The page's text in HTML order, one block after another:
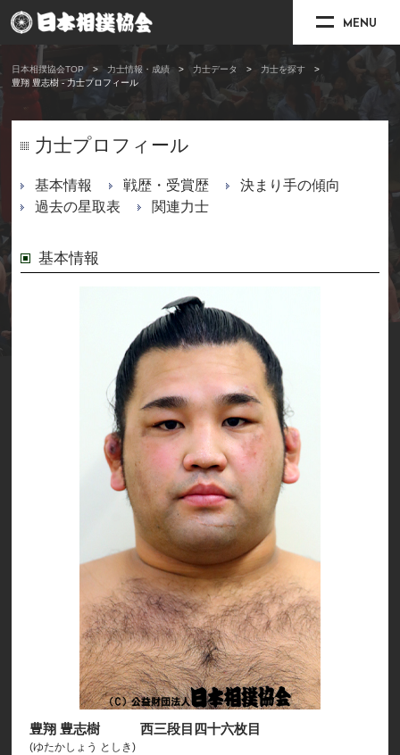
MENU
日本相撲協会TOP 力士情報・成績 力士データ
力士を探す
豊翔 豊志樹 - 力士プロフィール
力士プロフィール
基本情報 戦歴・受賞歴
決まり手の傾向
過去の星取表
関連力士
基本情報
豊翔 豊志樹 西三段目四十六枚目
(ゆたかしょう としき)